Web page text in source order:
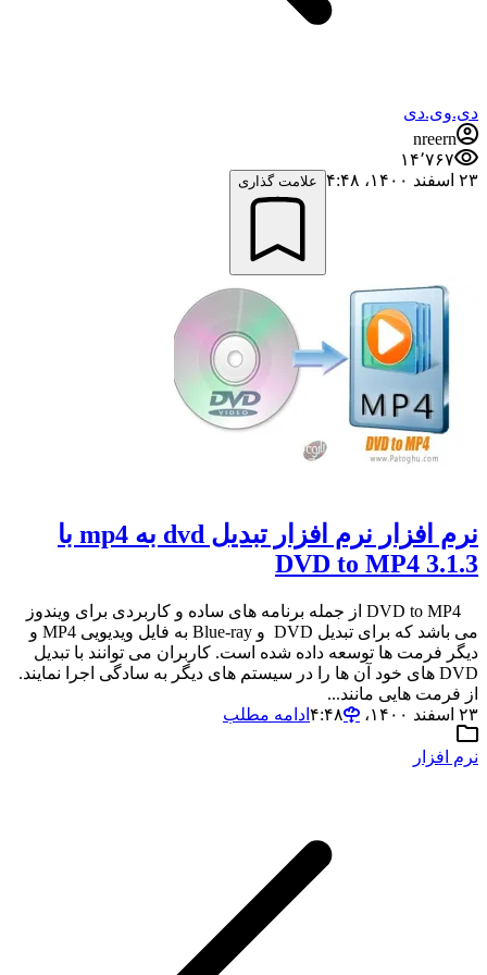
دی.وی.دی
nreern
۱۴٬۷۶۷
۲۳ اسفند ۱۴۰۰،‏ ۴:۴۸
علامت گذاری
نرم افزار نرم افزار تبدیل dvd به mp4 با
DVD to MP4 3.1.3
DVD to MP4 از جمله برنامه های ساده و کاربردی برای ویندوز
می باشد که برای تبدیل DVD و Blue-ray به فایل ویدیویی MP4 و
دیگر فرمت ها توسعه داده شده است. کاربران می توانند با تبدیل
DVD های خود آن ها را در سیستم های دیگر به سادگی اجرا نمایند.
از فرمت هایی مانند...
۲۳ اسفند ۱۴۰۰،‏ ۴:۴۸
ادامه مطلب
نرم افزار